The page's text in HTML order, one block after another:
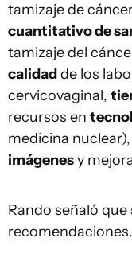
tamizaje de
cuantitativo de
tamizaje del
calidadde los
cervicovaginal,
recursos en
medicina
imágenesy
Rando señaló
recomendaciones.